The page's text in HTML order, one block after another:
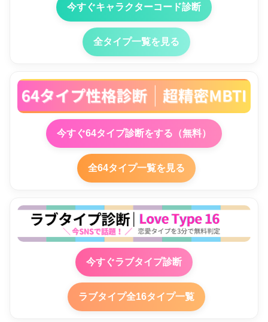
今すぐキャラクターコード診断
全タイプ一覧を見る
今すぐ64タイプ診断をする（無料）
全64タイプ一覧を見る
今すぐラブタイプ診断
ラブタイプ全16タイプ一覧